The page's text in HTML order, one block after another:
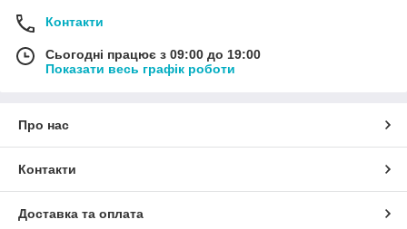
Контакти
Сьогодні працює з 09:00 до 19:00
Показати весь графік роботи
Про нас
Контакти
Доставка та оплата